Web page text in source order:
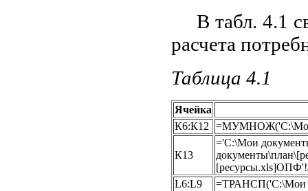
В табл. 4.1
расчета
Таблица 4.1
Ячейка
К6:К12
=МУМНОЖ('С:\Мои
К13
='С:\Мои
L6:L9
=ТРАНСП('С:\Мои